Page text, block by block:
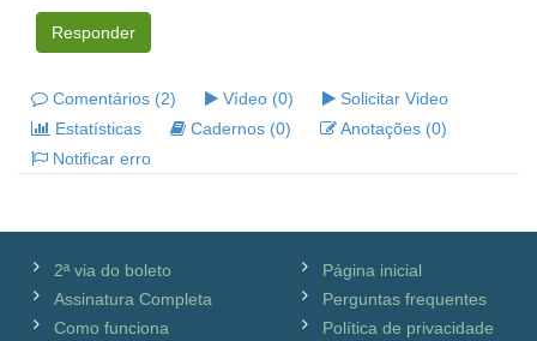
Responder
Comentários (2) Vídeo (0)
Solicitar Video
Estatísticas
Cadernos (0)
Anotações (0)
Notificar erro
2ª via do boleto
Assinatura Completa
Como funciona
Página inicial
Perguntas frequentes
Política de privacidade